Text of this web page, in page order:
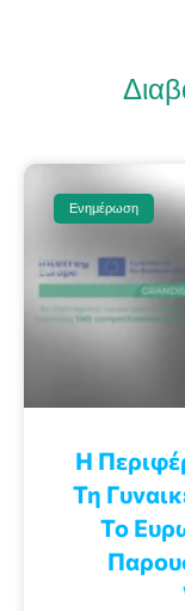
Ενημέρωση
Η
Τη
Το